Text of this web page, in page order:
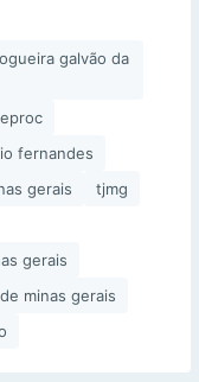
galvão da
eproc
fernandes
gerais
tjmg
gerais
minas gerais